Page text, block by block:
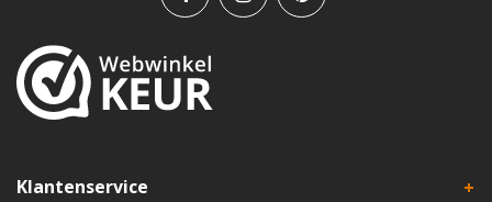
Klantenservice